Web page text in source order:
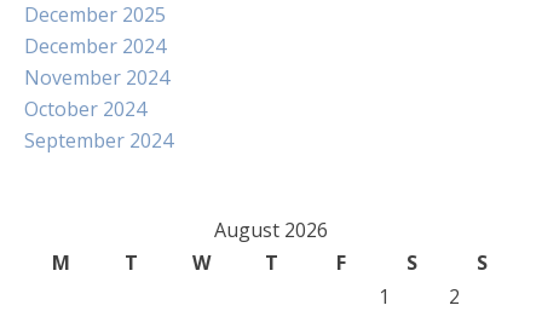
December 2025
December 2024
November 2024
October 2024
September 2024
August 2026
M
T W T F S
S
1
2